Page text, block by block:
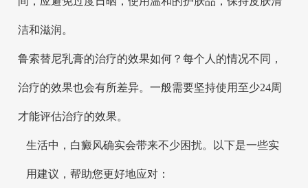
洁和滋润。
鲁索替尼乳膏的治疗的效果如何？每个人的情况不同，
治疗的效果也会有所差异。一般需要坚持使用至少24周
才能评估治疗的效果。
生活中，白癜风确实会带来不少困扰。以下是一些实
用建议，帮助您更好地应对：